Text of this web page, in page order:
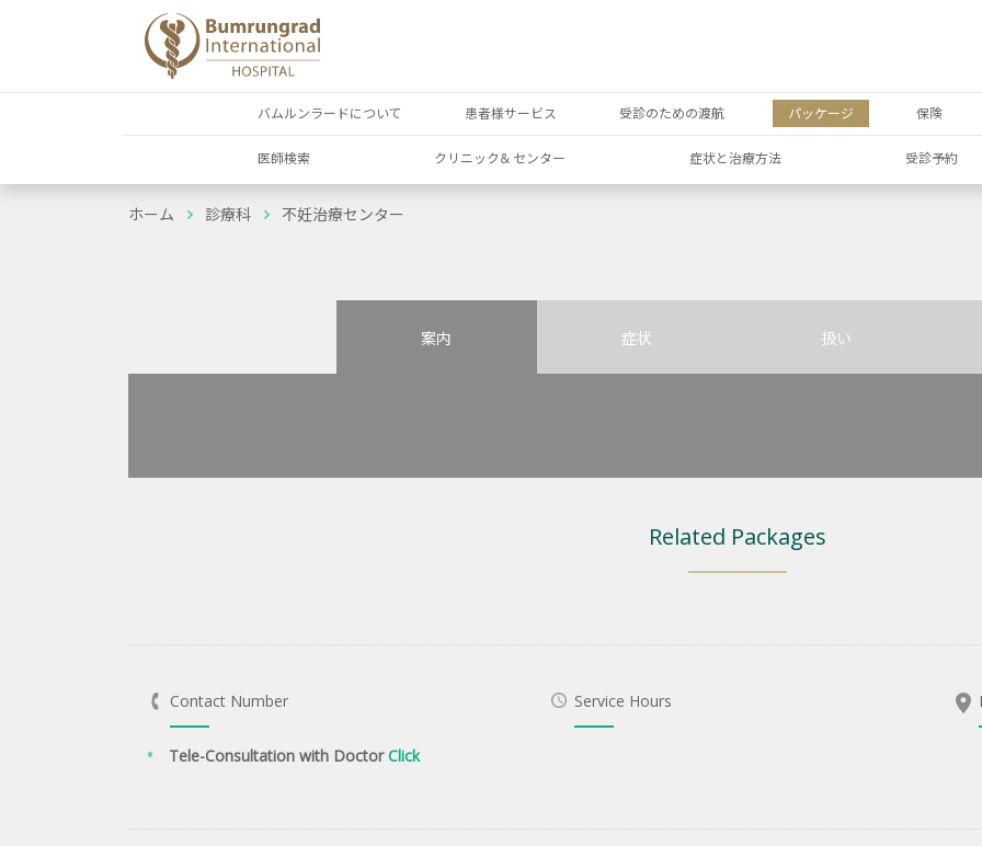
バムルンラードについて 患者様サービス 受診のための渡航 パッケージ 保険
医師検索 クリニック& センター 症状と治療方法 受診予約
ホーム 診療科 不妊治療センター
案内 症状 扱い
Related Packages
Contact Number
Tele-Consultation with DoctorClick
Service Hours